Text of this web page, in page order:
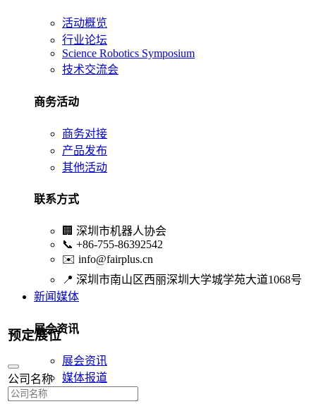
活动概览
行业论坛
Science Robotics Symposium
技术交流会
商务活动
商务对接
产品发布
其他活动
联系方式
🏢 深圳市机器人协会
📞 +86-755-86392542
✉️ info@fairplus.cn
📍 深圳市南山区西丽深圳大学城学苑大道1068号
新闻媒体
展会资讯
展会资讯
媒体报道
预定展位
公司名称